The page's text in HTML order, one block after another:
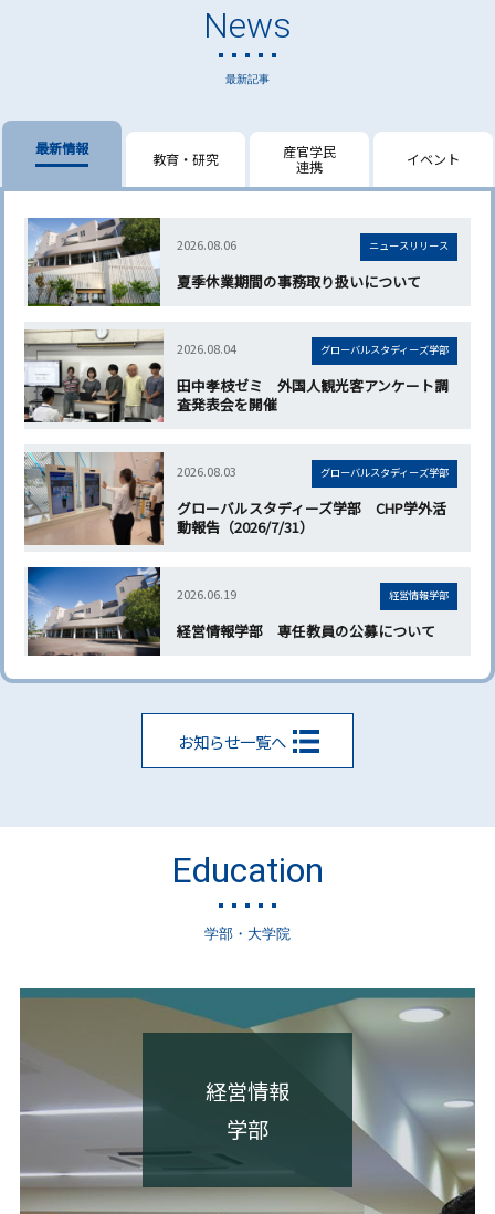
News
最新記事
最新情報
教育・研究 産官学民
連携 イベント
お知らせ一覧へ
Education
学部・大学院
経営情報
学部